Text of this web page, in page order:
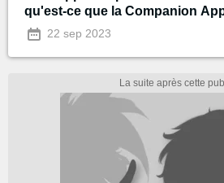
qu'est-ce que la Companion
22 sep 2023